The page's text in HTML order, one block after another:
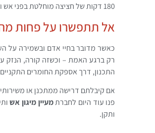
180 דקות של חציצה מוחלטת בפני אש ועשן.
אל תתפשרו על פחות
כאשר מדובר בחיי אדם ובשמירה על
רק ברגע האמת – וכשזה קורה, הנזק
התכנון, דרך אספקת החומרים
אם קיבלתם דרישה ממתכנן או
פנו עוד היום לחברתמעיין מיגון אש
ותקן.